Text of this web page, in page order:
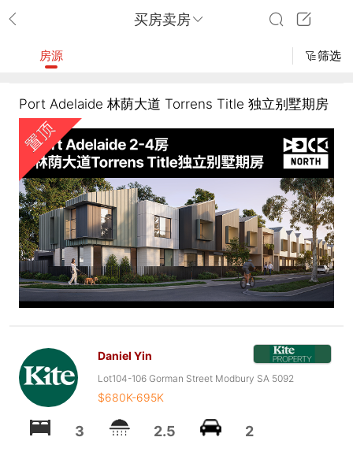
买房卖房
房源 筛选
Port Adelaide 林荫大道 Torrens Title 独立别墅期房
Daniel Yin
Lot104-106 Gorman Street Modbury SA 5092
$680K-695K
3 2.5 2